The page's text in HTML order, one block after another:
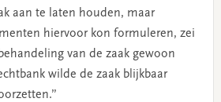
aan te laten houden, maar
hiervoor kon formuleren, zei
van de zaak gewoon
wilde de zaak blijkbaar